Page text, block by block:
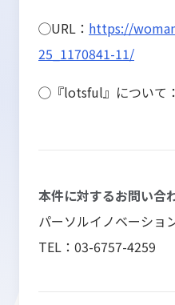
◯URL： https://
25_1170841-11/
◯『lotsful』について：
本件に対するお問い合
パーソルイノベーシ
TEL：03-6757-4259